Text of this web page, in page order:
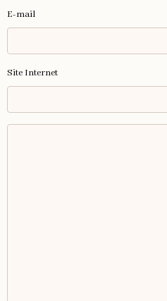
E-mail
Site Internet